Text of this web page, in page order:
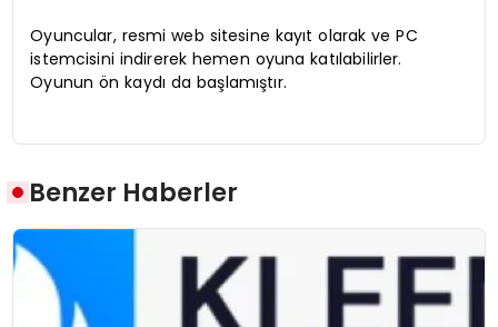
Oyuncular, resmi web sitesine kayıt olarak ve PC
istemcisini indirerek hemen oyuna katılabilirler.
Oyunun ön kaydı da başlamıştır.
Benzer Haberler